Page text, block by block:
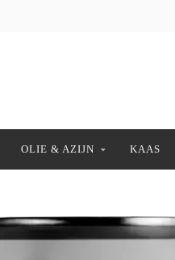
OLIE & AZIJN KAAS